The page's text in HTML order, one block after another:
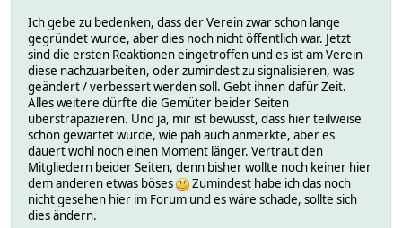
Ich gebe zu bedenken, dass der Verein zwar schon lange
gegründet wurde, aber dies noch nicht öffentlich war. Jetzt
sind die ersten Reaktionen eingetroffen und es ist am Verein
diese nachzuarbeiten, oder zumindest zu signalisieren, was
geändert / verbessert werden soll. Gebt ihnen dafür Zeit.
Alles weitere dürfte die Gemüter beider Seiten
überstrapazieren. Und ja, mir ist bewusst, dass hier teilweise
schon gewartet wurde, wie pah auch anmerkte, aber es
dauert wohl noch einen Moment länger. Vertraut den
Mitgliedern beider Seiten, denn bisher wollte noch keiner hier
dem anderen etwas böses
Zumindest habe ich das noch
nicht gesehen hier im Forum und es wäre schade, sollte sich
dies ändern.